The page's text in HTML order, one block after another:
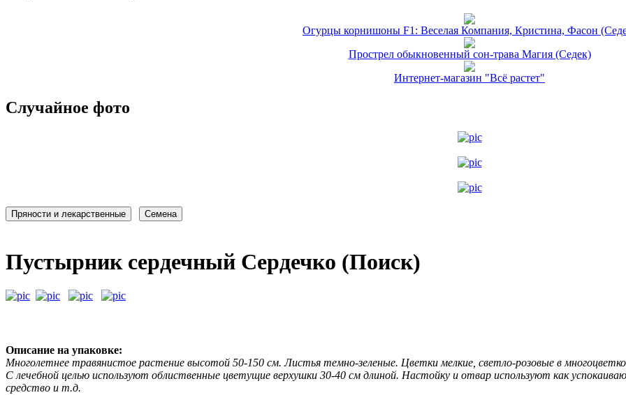
Огурцы корнишоны F1: Веселая Компания, Кристина, Фасон
Прострел обыкновенный сон-трава Магия (Седек)
Интернет-магазин "Всё растет"
Случайное фото
Пустырник сердечный Сердечко (Поиск)
Описание на упаковке:
Многолетнее травянистое растение высотой 50-150 см. Листья темно-зеленые. Цветки мелкие, светло-розовые в
С лечебной целью используют облиственные цветущие верхушки 30-40 см длиной. Настойку и отвар используют как
средство и т.д.